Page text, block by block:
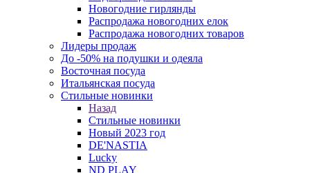
Новогодние гирлянды
Распродажа новогодних елок
Распродажа новогодних товаров
Лидеры продаж
До -50% на подушки и одеяла
Восточная посуда
Итальянская посуда
Стильные новинки
Назад
Стильные новинки
Новый 2023 год
DE'NASTIA
Lucky
ND PLAY